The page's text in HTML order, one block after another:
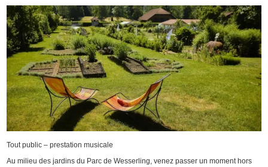
Tout public – prestation musicale
Au milieu des jardins du Parc de Wesserling, venez passer un moment hors